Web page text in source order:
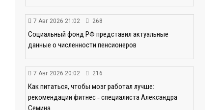
7 Авг 2026 21:02 268
Социальный фонд РФ представил актуальные
данные о численности пенсионеров
7 Авг 2026 20:02 216
Как питаться, чтобы мозг работал лучше:
рекомендации фитнес ‑ специалиста Александра
Семина